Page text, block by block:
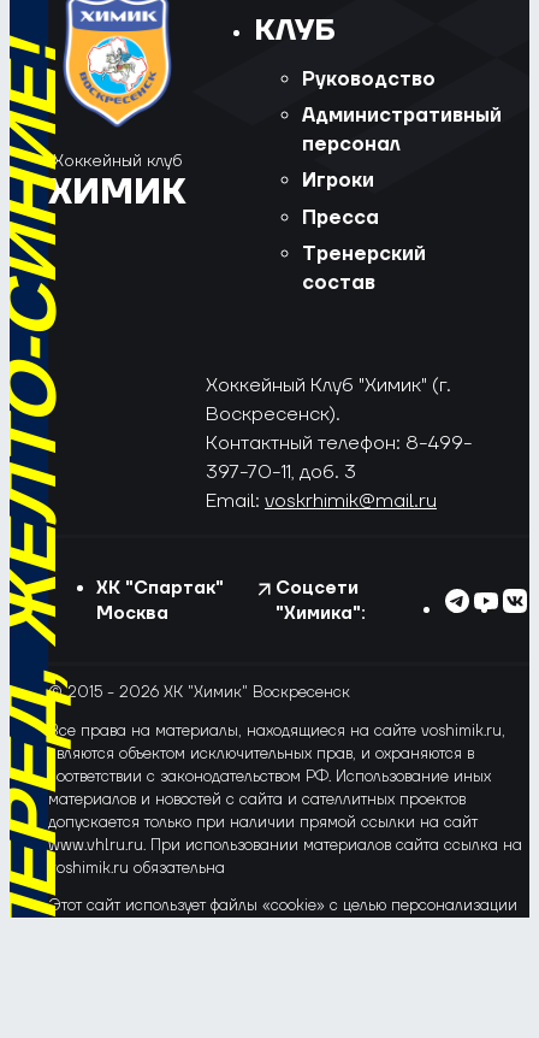
СИНИЕ!
Хоккейный клуб
ХИМИК
КЛУБ
Руководство
Административный
персонал
Игроки
Пресса
Тренерский
состав
Хоккейный Клуб "Химик" (г.
Воскресенск).
Контактный телефон: 8-499-
397-70-11, доб. 3
Email: voskrhimik@mail.ru
ХК "Спартак"
Москва
Соцсети
"Химика":
© 2015 - 2026 ХК "Химик" Воскресенск
Все права на материалы, находящиеся на сайте voshimik.ru,
являются объектом исключительных прав, и охраняются в
соответствии с законодательством РФ. Использование иных
материалов и новостей с сайта и сателлитных проектов
допускается только при наличии прямой ссылки на сайт
www.vhlru.ru. При использовании материалов сайта ссылка на
voshimik.ru обязательна
Этот сайт использует файлы «cookie» с целью персонализации